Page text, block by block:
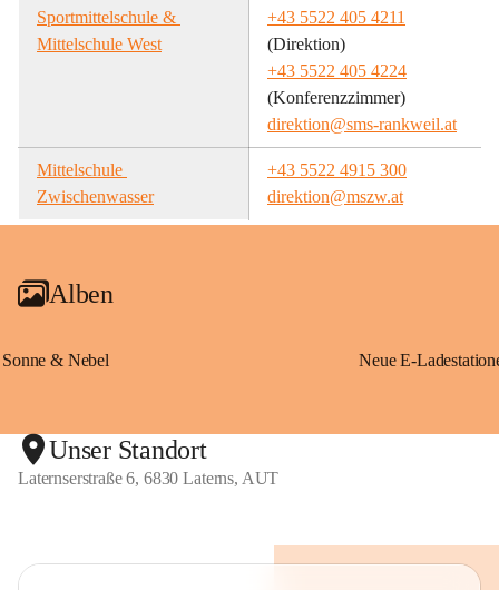
Sportmittelschule &
Mittelschule West
+43 5522 405 4211
(Direktion)
+43 5522 405 4224
(Konferenzzimmer)
direktion@sms-rankweil.at
Mittelschule
Zwischenwasser
+43 5522 4915 300
direktion@mszw.at
Alben
Sonne & Nebel
Unser Standort
Laternserstraße 6, 6830 Laterns, AUT